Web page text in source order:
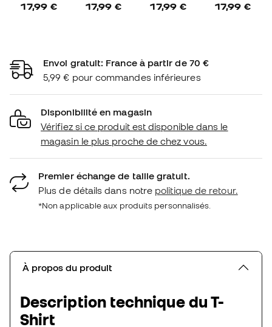
17,99 € 17,99 € 17,99 € 17,99 €
Envoi gratuit: France à partir de 70 €
5,99 € pour commandes inférieures
Disponibilité en magasin
Vérifiez si ce produit est disponible dans le
magasin le plus proche de chez vous.
Premier échange de taille gratuit.
Plus de détails dans notre politique de retour.
*Non applicable aux produits personnalisés.
À propos du produit
Description technique du T-
Shirt